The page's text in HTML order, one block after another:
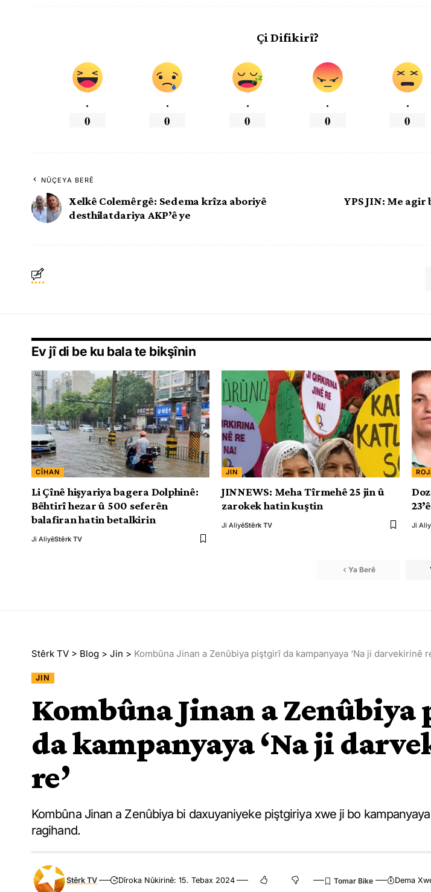
Çi Difikirî?
.
0
.
0
.
0
.
0
.
0
NÛÇEYA BERÊ
Xelkê Colemêrgê: Sedema krîza aboriyê
desthilatdariya AKP’ê ye
YPS JIN: Me
Ev jî di be ku bala te bikşînin
CÎHAN
Li Çînê hişyariya bagera Dolphinê:
Bêhtirî hezar û 500 seferên
balafiran hatin betalkirin
Ji AliyêStêrk TV
JIN
JINNEWS: Meha Tîrmehê 25 jin û
zarokek hatin kuştin
Ji AliyêStêrk TV Ji
Ya Berê
Stêrk TV > Blog > Jin > Kombûna Jinan a Zenûbiya piştgirî da kampanyaya ‘Na ji darvekirinê
JIN
Kombûna Jinan a
da kampanyaya ‘Na ji
re’
Kombûna Jinan a Zenûbiya bi daxuyaniyeke piştgiriya xwe ji bo
ragihand.
Stêrk TV Dîroka Nûkirinê: 15. Tebax 2024 Dema